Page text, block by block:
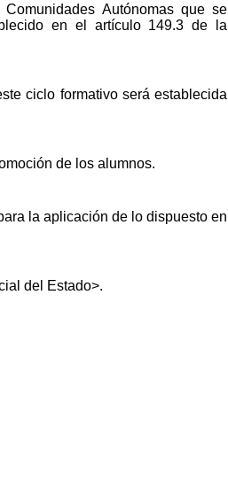
Autónomas que se
en el artículo 149.3 de la
ciclo formativo será establecida
de los alumnos.
la aplicación de lo dispuesto en
del Estado>.